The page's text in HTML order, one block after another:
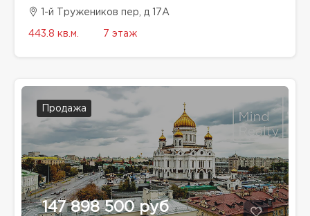
1-й Тружеников пер, д 17А
443.8 кв.м. 7 этаж
Продажа
147 898 500 руб